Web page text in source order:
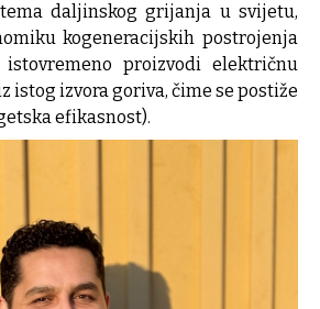
daljinskog grijanja u svijetu,
kogeneracijskih postrojenja
proizvodi električnu
istog izvora goriva, čime se postiže
efikasnost).